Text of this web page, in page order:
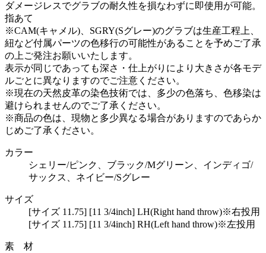
ダメージレスでグラブの耐久性を損なわずに即使用が可能。
指あて
※CAM(キャメル)、SGRY(Sグレー)のグラブは生産工程上、
紐など付属パーツの色移行の可能性があることを予めご了承
の上ご発注お願いいたします。
表示が同じであっても深さ・仕上がりにより大きさが各モデ
ルごとに異なりますのでご注意ください。
※現在の天然皮革の染色技術では、多少の色落ち、色移染は
避けられませんのでご了承ください。
※商品の色は、現物と多少異なる場合がありますのであらか
じめご了承ください。
カラー
シェリー/ピンク、ブラック/Mグリーン、インディゴ/
サックス、ネイビー/Sグレー
サイズ
[サイズ 11.75] [11 3/4inch] LH(Right hand throw)※右投用
[サイズ 11.75] [11 3/4inch] RH(Left hand throw)※左投用
素 材